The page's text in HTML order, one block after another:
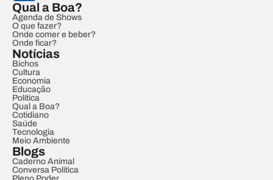
Qual a Boa?
Agenda de Shows
O que fazer?
Onde comer e beber?
Onde ficar?
Notícias
Bichos
Cultura
Economia
Educação
Política
Qual a Boa?
Cotidiano
Saúde
Tecnologia
Meio Ambiente
Blogs
Caderno Animal
Conversa Política